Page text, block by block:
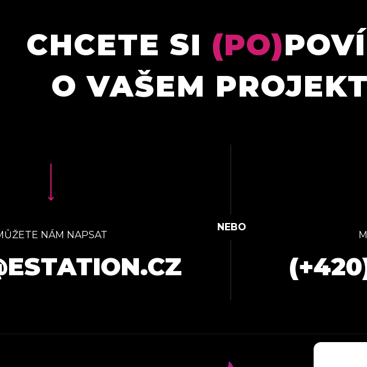
CHCETE SI (PO)
O VAŠEM
NÁM NAPSAT